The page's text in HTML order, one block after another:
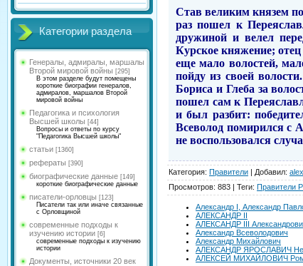
Категории раздела
Генералы, адмиралы, маршалы
Второй мировой войны [295]
В этом разделе будут помещены
короткие биографии генералов,
адмиралов, маршалов Второй
мировой войны
Педагогика и психология
Высшей школы [44]
Вопросы и ответы по курсу
"Педагогика Высшей школы"
статьи [1360]
рефераты [390]
биографические данные [149]
короткие биографические данные
писатели-орловцы [123]
Писатели так или иначе связанные
с Орловщиной
современные подходы к
изучению истории [6]
современные подходы к изучению
истории
Документы, источники 20 век
Став великим князем
раз пошел к
дружиной и велел
Курское княжение; отец
еще мало волостей,
пойду из своей
Бориса и Глеба за
пошел сам к
и был разбит:
Всеволод помирился с
не воспользовался
Категория: Правители | Добавил: alex
Просмотров: 883 | Теги: Правители
Александр I, Александр
АЛЕКСАНДР II
АЛЕКСАНДР III
Александр Всеволодович
Александр Михайлович
АЛЕКСАНДР ЯРОСЛАВИЧ
АЛЕКСЕЙ МИХАЙЛОВИЧ